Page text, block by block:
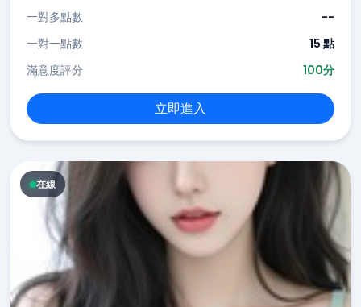
一對多點數
--
一對一點數
15 點
滿意度評分
100分
立即進入
在線